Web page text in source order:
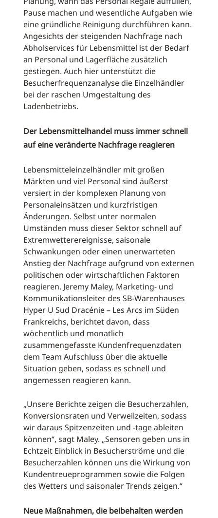
Pause machen und wesentliche Aufgaben wie
eine gründliche Reinigung durchführen kann.
Angesichts der steigenden Nachfrage nach
Abholservices für Lebensmittel ist der Bedarf
an Personal und Lagerfläche zusätzlich
gestiegen. Auch hier unterstützt die
Besucherfrequenzanalyse die Einzelhändler
bei der raschen Umgestaltung des
Ladenbetriebs.
Der Lebensmittelhandel muss immer schnell
auf eine veränderte Nachfrage reagieren
Lebensmitteleinzelhändler mit großen
Märkten und viel Personal sind äußerst
versiert in der komplexen Planung von
Personaleinsätzen und kurzfristigen
Änderungen. Selbst unter normalen
Umständen muss dieser Sektor schnell auf
Extremwetterereignisse, saisonale
Schwankungen oder einen unerwarteten
Anstieg der Nachfrage aufgrund von externen
politischen oder wirtschaftlichen Faktoren
reagieren. Jeremy Maley, Marketing- und
Kommunikationsleiter des SB-Warenhauses
Hyper U Sud Dracénie – Les Arcs im Süden
Frankreichs, berichtet davon, dass
wöchentlich und monatlich
zusammengefasste Kundenfrequenzdaten
dem Team Aufschluss über die aktuelle
Situation geben, sodass es schnell und
angemessen reagieren kann.
„Unsere Berichte zeigen die Besucherzahlen,
Konversionsraten und Verweilzeiten, sodass
wir daraus Spitzenzeiten und -tage ableiten
können“, sagt Maley. „Sensoren geben uns in
Echtzeit Einblick in Besucherströme und die
Besucherzahlen können uns die Wirkung von
Kundentreueprogrammen sowie die Folgen
des Wetters und saisonaler Trends zeigen.“
Neue Maßnahmen, die beibehalten werden